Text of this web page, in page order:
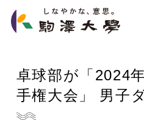
卓球部が「2024
手権大会」 男子